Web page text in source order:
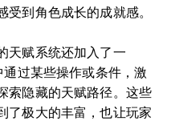
到角色成长的成就感。
天赋系统还加入了一
通过某些操作或条件，激
索隐藏的天赋路径。这些
了极大的丰富，也让玩家